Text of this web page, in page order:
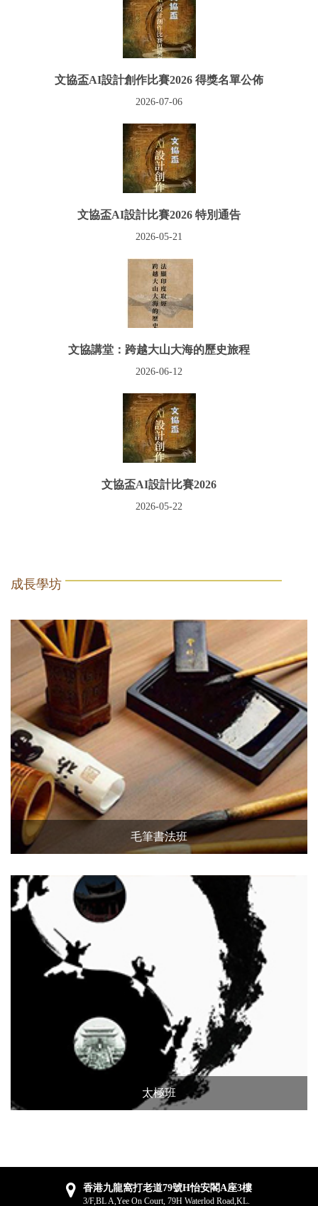
文協盃AI設計創作比賽2026 得獎名單公佈
2026-07-06
文協盃AI設計比賽2026 特別通告
2026-05-21
文協講堂：跨越大山大海的歷史旅程
2026-06-12
文協盃AI設計比賽2026
2026-05-22
成長學坊
毛筆書法班
太極班
香港九龍窩打老道79號H怡安閣A座3樓
3/F,BL A,Yee On Court, 79H Waterlod Road,KL.